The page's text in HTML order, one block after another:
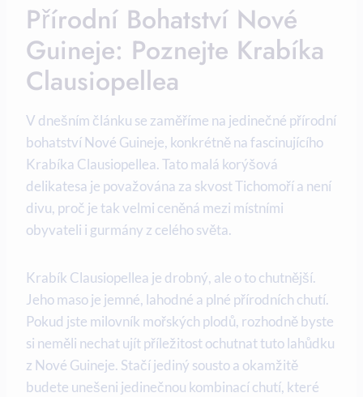
Přírodní Bohatství Nové
Guineje: Poznejte Krabíka
Clausiopellea
V dnešním článku ⁢se zaměříme na jedinečné přírodní
bohatství Nové Guineje, konkrétně na fascinujícího
Krabíka‍ Clausiopellea. Tato malá korýšová
delikatesa ‍je považována za ‍skvost Tichomoří a není
divu, proč​ je tak velmi ceněná mezi místními
obyvateli i gurmány z celého světa.
Krabík‌ Clausiopellea je drobný, ale o to chutnější.
Jeho⁤ maso ⁤je jemné, ​lahodné ⁤a plné přírodních chutí.
Pokud jste milovník mořských ‍plodů, rozhodně byste
⁢si neměli nechat ujít příležitost⁣ ochutnat tuto lahůdku
z Nové Guineje. Stačí jediný sousto a okamžitě
budete unešeni jedinečnou kombinací chutí, ⁣které